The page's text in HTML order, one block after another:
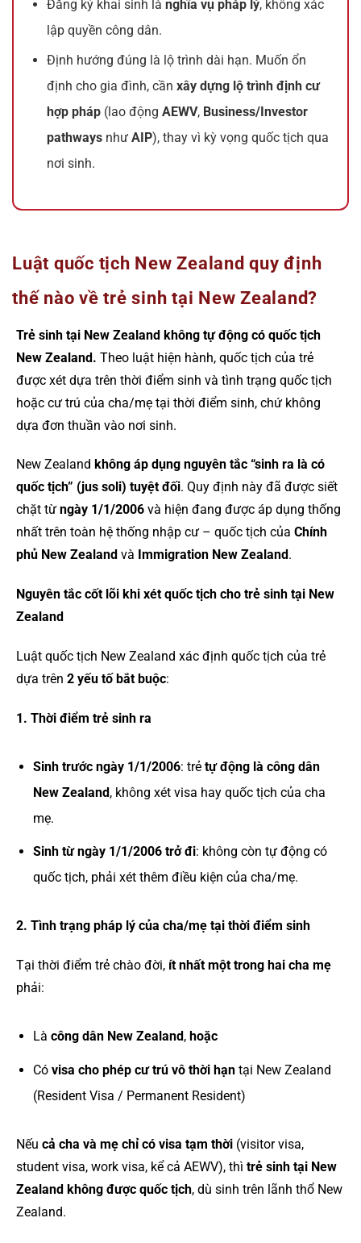
Đăng ký khai sinh lànghĩa vụ pháp lý, không xác
lập quyền công dân.
Định hướng đúng là lộ trình dài hạn. Muốn ổn
định cho gia đình, cầnxây dựng lộ trình định cư
hợp pháp (lao độngAEWV, Business/Investor
pathways nhưAIP), thay vì kỳ vọng quốc tịch qua
nơi sinh.
Luật quốc tịch New Zealand quy định
thế nào về trẻ sinh tại New Zealand?
Trẻ sinh tại New Zealand không tự động có quốc tịch
New Zealand. Theo luật hiện hành, quốc tịch của trẻ
được xét dựa trên thời điểm sinh và tình trạng quốc tịch
hoặc cư trú của cha/mẹ tại thời điểm sinh, chứ không
dựa đơn thuần vào nơi sinh.
New Zealand không áp dụng nguyên tắc “sinh ra là có
quốc tịch” (jus soli) tuyệt đối. Quy định này đã được siết
chặt từ ngày 1/1/2006 và hiện đang được áp dụng thống
nhất trên toàn hệ thống nhập cư – quốc tịch của Chính
phủ New Zealand và Immigration New Zealand .
Nguyên tắc cốt lõi khi xét quốc tịch cho trẻ sinh tại New
Zealand
Luật quốc tịch New Zealand xác định quốc tịch của trẻ
dựa trên 2 yếu tố bắt buộc:
1. Thời điểm trẻ sinh ra
Sinh trước ngày 1/1/2006: trẻ tự động là công dân
New Zealand, không xét visa hay quốc tịch của cha
mẹ.
Sinh từ ngày 1/1/2006 trở đi: không còn tự động có
quốc tịch, phải xét thêm điều kiện của cha/mẹ.
2. Tình trạng pháp lý của cha/mẹ tại thời điểm sinh
Tại thời điểm trẻ chào đời, ít nhất một trong hai cha mẹ
phải:
Là công dân New Zealand, hoặc
Có visa cho phép cư trú vô thời hạntại New Zealand
(Resident Visa / Permanent Resident)
Nếu cả cha và mẹ chỉ có visa tạm thời (visitor visa,
student visa, work visa, kể cả AEWV), thì trẻ sinh tại New
Zealand không được quốc tịch, dù sinh trên lãnh thổ New
Zealand.